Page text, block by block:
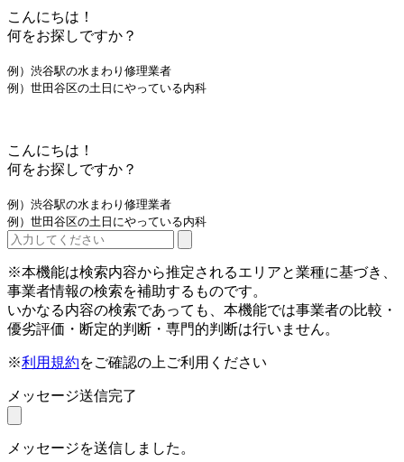
こんにちは！
何をお探しですか？
例）渋谷駅の水まわり修理業者
例）世田谷区の土日にやっている内科
こんにちは！
何をお探しですか？
例）渋谷駅の水まわり修理業者
例）世田谷区の土日にやっている内科
※本機能は検索内容から推定されるエリアと業種に基づき、
事業者情報の検索を補助するものです。
いかなる内容の検索であっても、本機能では事業者の比較・
優劣評価・断定的判断・専門的判断は行いません。
※利用規約をご確認の上ご利用ください
メッセージ送信完了
メッセージを送信しました。